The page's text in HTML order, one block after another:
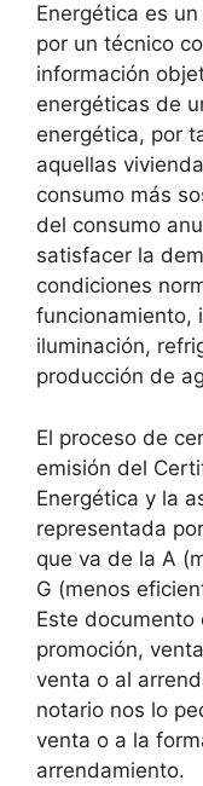
Energética es
por un técnico
información
energéticas de
energética, por
aquellas
consumo más
del consumo
satisfacer la
condiciones
funcionamiento,
iluminación,
producción de
El proceso de
emisión del
Energética y la
representada
que va de la A
G (menos
Este documento
promoción,
venta o al
notario nos lo
venta o a la
arrendamiento.